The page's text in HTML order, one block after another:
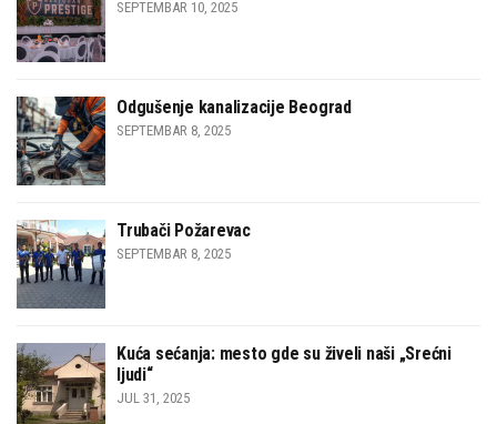
SEPTEMBAR 10, 2025
Odgušenje kanalizacije Beograd
SEPTEMBAR 8, 2025
Trubači Požarevac
SEPTEMBAR 8, 2025
Kuća sećanja: mesto gde su živeli naši „Srećni
ljudi“
JUL 31, 2025